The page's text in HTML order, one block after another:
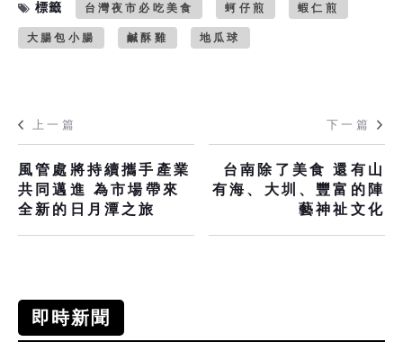
標籤 台灣夜市必吃美食 蚵仔煎 蝦仁煎
大腸包小腸 鹹酥雞 地瓜球
上一篇
風管處將持續攜手產業
共同邁進 為市場帶來
全新的日月潭之旅
下一篇
台南除了美食 還有山
有海、大圳、豐富的陣
藝神祉文化
即時新聞